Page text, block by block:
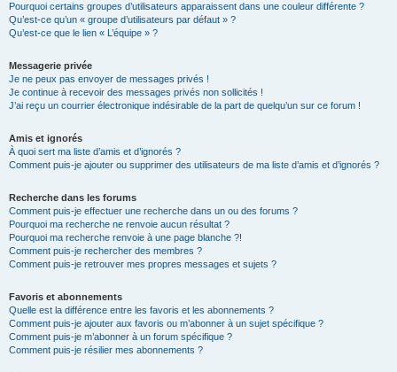
Pourquoi certains groupes d’utilisateurs apparaissent dans une couleur différente ?
Qu’est-ce qu’un « groupe d’utilisateurs par défaut » ?
Qu’est-ce que le lien « L’équipe » ?
Messagerie privée
Je ne peux pas envoyer de messages privés !
Je continue à recevoir des messages privés non sollicités !
J’ai reçu un courrier électronique indésirable de la part de quelqu’un sur ce forum !
Amis et ignorés
À quoi sert ma liste d’amis et d’ignorés ?
Comment puis-je ajouter ou supprimer des utilisateurs de ma liste d’amis et d’ignorés ?
Recherche dans les forums
Comment puis-je effectuer une recherche dans un ou des forums ?
Pourquoi ma recherche ne renvoie aucun résultat ?
Pourquoi ma recherche renvoie à une page blanche ?!
Comment puis-je rechercher des membres ?
Comment puis-je retrouver mes propres messages et sujets ?
Favoris et abonnements
Quelle est la différence entre les favoris et les abonnements ?
Comment puis-je ajouter aux favoris ou m’abonner à un sujet spécifique ?
Comment puis-je m’abonner à un forum spécifique ?
Comment puis-je résilier mes abonnements ?